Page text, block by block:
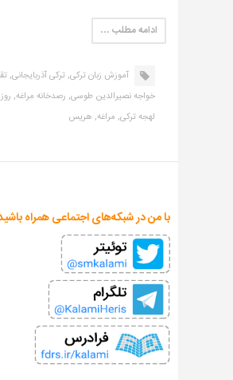
ادامه مطلب …
آموزش زبان ترکی,ترکی آذربایجانی,
خواجه نصیرالدین طوسی, رصدخانه مراغه,
لهجه ترکی, مراغه, هریس
با من در شبکه‌های اجتماعی همراه